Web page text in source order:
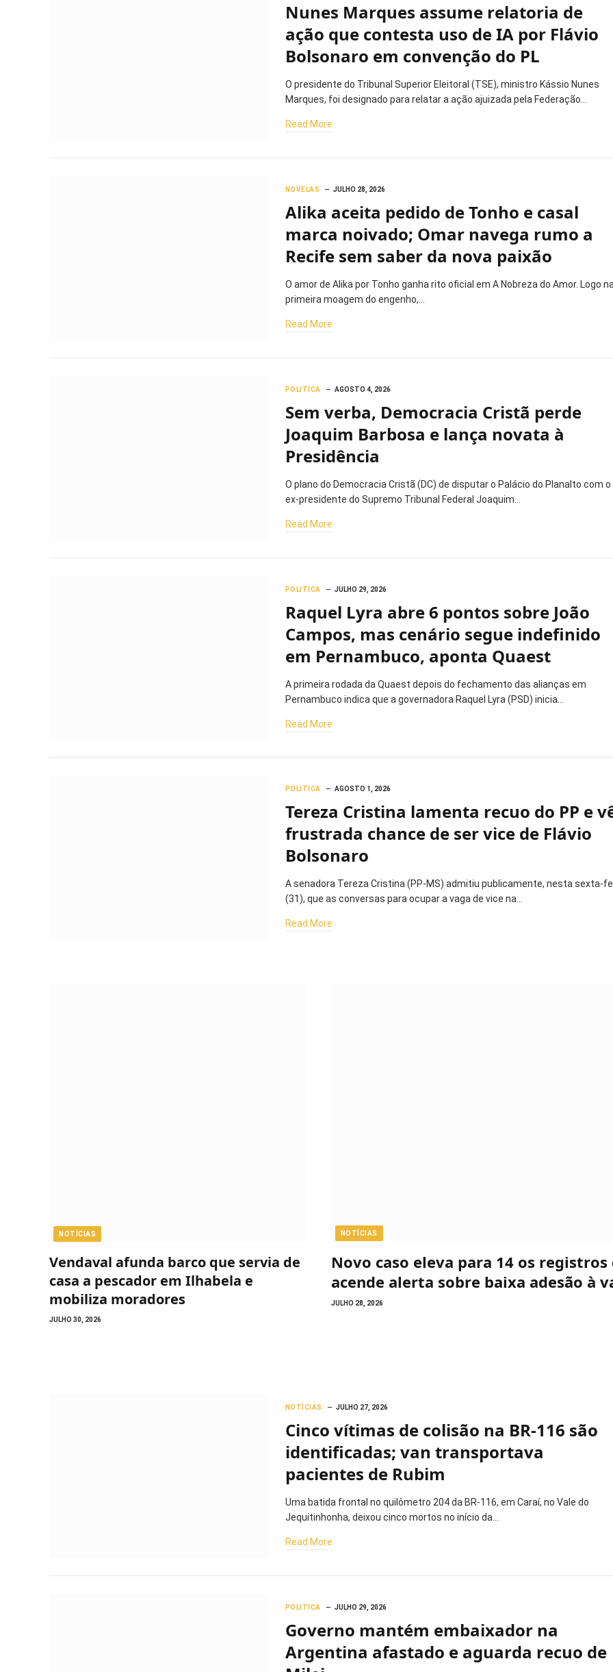
Nunes Marques assume relatoria de
ação que contesta uso de IA por Flávio
Bolsonaro em convenção do PL
O presidente do Tribunal Superior Eleitoral (TSE), ministro Kássio Nunes
Marques, foi designado para relatar a ação ajuizada pela Federação…
Read More
NOVELAS JULHO 28, 2026
Alika aceita pedido de Tonho e casal
marca noivado; Omar navega rumo a
Recife sem saber da nova paixão
O amor de Alika por Tonho ganha rito oficial em A Nobreza do Amor. Logo na
primeira moagem do engenho,…
Read More
POLITICA AGOSTO 4, 2026
Sem verba, Democracia Cristã perde
Joaquim Barbosa e lança novata à
Presidência
O plano do Democracia Cristã (DC) de disputar o Palácio do Planalto com o
ex-presidente do Supremo Tribunal Federal Joaquim…
Read More
POLITICA JULHO 29, 2026
Raquel Lyra abre 6 pontos sobre João
Campos, mas cenário segue indefinido
em Pernambuco, aponta Quaest
A primeira rodada da Quaest depois do fechamento das alianças em
Pernambuco indica que a governadora Raquel Lyra (PSD) inicia…
Read More
POLITICA AGOSTO 1, 2026
Tereza Cristina lamenta recuo do PP e
frustrada chance de ser vice de Flávio
Bolsonaro
A senadora Tereza Cristina (PP-MS) admitiu publicamente, nesta sexta-
(31), que as conversas para ocupar a vaga de vice na…
Read More
NOTÍCIAS
Vendaval afunda barco que servia de
casa a pescador em Ilhabela e
mobiliza moradores
JULHO 30, 2026
NOTÍCIAS
Novo caso eleva para 14 os registros
acende alerta sobre baixa adesão à
JULHO 28, 2026
NOTÍCIAS JULHO 27, 2026
Cinco vítimas de colisão na BR-116 são
identificadas; van transportava
pacientes de Rubim
Uma batida frontal no quilômetro 204 da BR-116, em Caraí, no Vale do
Jequitinhonha, deixou cinco mortos no início da…
Read More
POLITICA JULHO 29, 2026
Governo mantém embaixador na
Argentina afastado e aguarda recuo de